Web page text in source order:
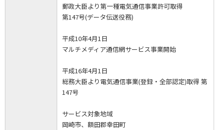
郵政大臣より第一種電気通信事業許可取得
第147号(データ伝送役務)
平成10年4月1日
マルチメディア通信網サービス事業開始
平成16年4月1日
総務大臣より電気通信事業(登録・全部認定)取得 第
147号
サービス対象地域
岡崎市、額田郡幸田町